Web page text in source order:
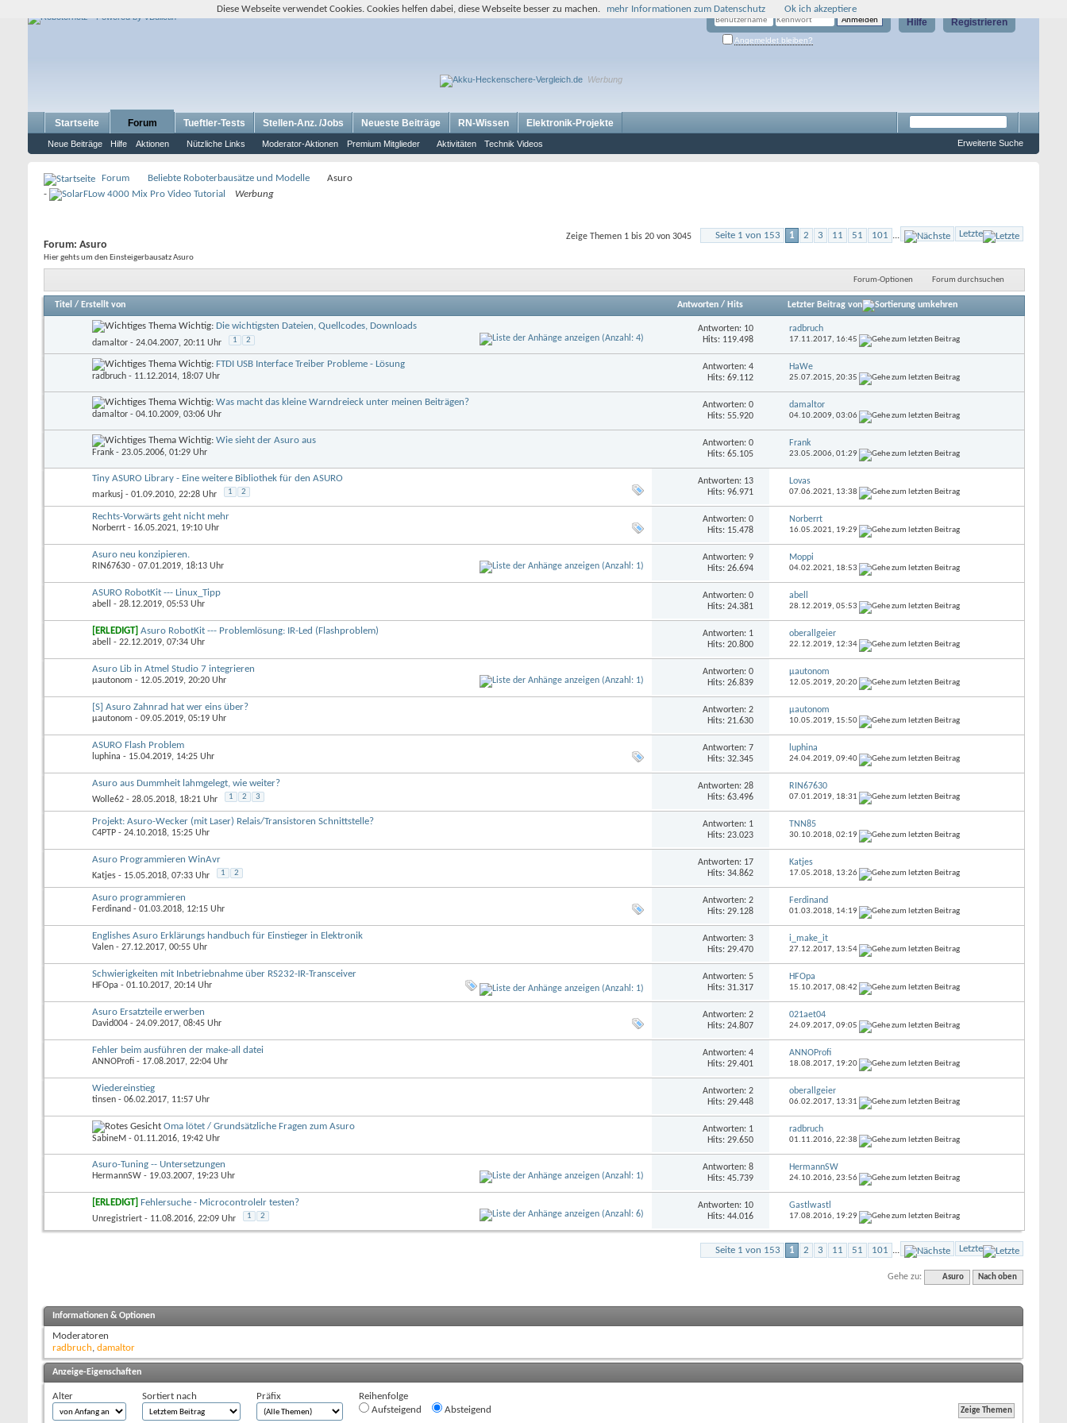
Registrieren
Hilfe
Angemeldet bleiben?
Werbung
Startseite Forum
Neue Beiträge Hilfe Aktionen Nützliche Links Moderator-Aktionen Premium Mitglieder Aktivitäten Technik Videos
Tueftler-Tests Stellen-Anz. /Jobs Neueste Beiträge RN-Wissen Elektronik-Projekte
Erweiterte Suche
Forum Beliebte Roboterbausätze und Modelle
Asuro
-
Werbung
Seite 1 von 153 1 2 3 11 51 101 ... Letzte
Zeige Themen 1 bis 20 von 3045
Forum: Asuro
Hier gehts um den Einsteigerbausatz Asuro
Forum-Optionen Forum durchsuchen
Titel / Erstellt von Antworten/ Hits Letzter Beitrag von
Wichtig: Die wichtigsten Dateien, Quellcodes, Downloads
damaltor - 24.04.2007, 20:11 Uhr 1 2
Antworten: 10
Hits: 119.498
radbruch
17.11.2017, 16:45
Wichtig: FTDI USB Interface Treiber Probleme - Lösung
radbruch - 11.12.2014, 18:07 Uhr
Antworten: 4
Hits: 69.112
HaWe
25.07.2015, 20:35
Wichtig: Was macht das kleine Warndreieck unter meinen Beiträgen?
damaltor - 04.10.2009, 03:06 Uhr
Antworten: 0
Hits: 55.920
damaltor
04.10.2009, 03:06
Wichtig: Wie sieht der Asuro aus
Frank - 23.05.2006, 01:29 Uhr
Antworten: 0
Hits: 65.105
Frank
23.05.2006, 01:29
Tiny ASURO Library - Eine weitere Bibliothek für den ASURO
markusj - 01.09.2010, 22:28 Uhr 1 2
Antworten: 13
Hits: 96.971
Lovas
07.06.2021, 13:38
Rechts-Vorwärts geht nicht mehr
Norberrt - 16.05.2021, 19:10 Uhr
Antworten: 0
Hits: 15.478
Norberrt
16.05.2021, 19:29
Asuro neu konzipieren.
RIN67630 - 07.01.2019, 18:13 Uhr
Antworten: 9
Hits: 26.694
Moppi
04.02.2021, 18:53
ASURO RobotKit --- Linux_Tipp
abell - 28.12.2019, 05:53 Uhr
Antworten: 0
Hits: 24.381
abell
28.12.2019, 05:53
[ERLEDIGT] Asuro RobotKit --- Problemlösung: IR-Led (Flashproblem)
abell - 22.12.2019, 07:34 Uhr
Antworten: 1
Hits: 20.800
oberallgeier
22.12.2019, 12:34
Asuro Lib in Atmel Studio 7 integrieren
µautonom - 12.05.2019, 20:20 Uhr
Antworten: 0
Hits: 26.839
µautonom
12.05.2019, 20:20
[S] Asuro Zahnrad hat wer eins über?
µautonom - 09.05.2019, 05:19 Uhr
Antworten: 2
Hits: 21.630
µautonom
10.05.2019, 15:50
ASURO Flash Problem
luphina - 15.04.2019, 14:25 Uhr
Antworten: 7
Hits: 32.345
luphina
24.04.2019, 09:40
Asuro aus Dummheit lahmgelegt, wie weiter?
Wolle62 - 28.05.2018, 18:21 Uhr 1 2 3
Antworten: 28
Hits: 63.496
RIN67630
07.01.2019, 18:31
Projekt: Asuro-Wecker (mit Laser) Relais/Transistoren Schnittstelle?
C4PTP - 24.10.2018, 15:25 Uhr
Antworten: 1
Hits: 23.023
TNN85
30.10.2018, 02:19
Asuro Programmieren WinAvr
Katjes - 15.05.2018, 07:33 Uhr 1 2
Antworten: 17
Hits: 34.862
Katjes
17.05.2018, 13:26
Asuro programmieren
Ferdinand - 01.03.2018, 12:15 Uhr
Antworten: 2
Hits: 29.128
Ferdinand
01.03.2018, 14:19
Englishes Asuro Erklärungs handbuch für Einstieger in Elektronik
Valen - 27.12.2017, 00:55 Uhr
Antworten: 3
Hits: 29.470
i_make_it
27.12.2017, 13:54
Schwierigkeiten mit Inbetriebnahme über RS232-IR-Transceiver
HFOpa - 01.10.2017, 20:14 Uhr
Antworten: 5
Hits: 31.317
HFOpa
15.10.2017, 08:42
Asuro Ersatzteile erwerben
David004 - 24.09.2017, 08:45 Uhr
Antworten: 2
Hits: 24.807
021aet04
24.09.2017, 09:05
Fehler beim ausführen der make-all datei
ANNOProfi - 17.08.2017, 22:04 Uhr
Antworten: 4
Hits: 29.401
ANNOProfi
18.08.2017, 19:20
Wiedereinstieg
tinsen - 06.02.2017, 11:57 Uhr
Antworten: 2
Hits: 29.448
oberallgeier
06.02.2017, 13:31
Oma lötet / Grundsätzliche Fragen zum Asuro
SabineM - 01.11.2016, 19:42 Uhr
Antworten: 1
Hits: 29.650
radbruch
01.11.2016, 22:38
Asuro-Tuning -- Untersetzungen
HermannSW - 19.03.2007, 19:23 Uhr
Antworten: 8
Hits: 45.739
HermannSW
24.10.2016, 23:56
[ERLEDIGT] Fehlersuche - Microcontrolelr testen?
Unregistriert - 11.08.2016, 22:09 Uhr 1 2
Antworten: 10
Hits: 44.016
Gastlwastl
17.08.2016, 19:29
Seite 1 von 153 1 2 3 11 51 101 ... Letzte
Gehe zu: Asuro Nach oben
Informationen & Optionen
Moderatoren
radbruch, damaltor
Anzeige-Eigenschaften
Alter Sortiert nach Präfix
Reihenfolge
Aufsteigend
Absteigend
Diese Webseite verwendet Cookies. Cookies helfen dabei, diese Webseite besser zu machen. mehr Informationen zum Datenschutz Ok ich akzeptiere